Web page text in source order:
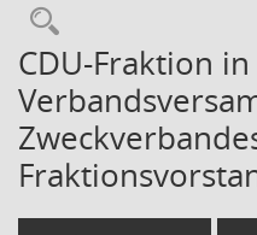
CDU-Fraktion